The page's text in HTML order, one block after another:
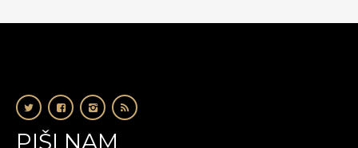
PIŠI NAM